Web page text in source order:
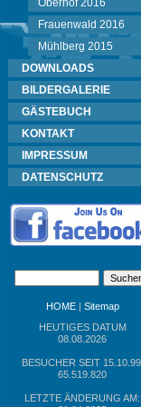
Oberhof 2016
Frauenwald 2016
Mühlberg 2015
DOWNLOADS
BILDERGALERIE
GÄSTEBUCH
KONTAKT
IMPRESSUM
DATENSCHUTZ
HOME| Sitemap
HEUTIGES DATUM
08.08.2026
BESUCHER SEIT
65.519.820
LETZTE ÄNDERUNG AM: